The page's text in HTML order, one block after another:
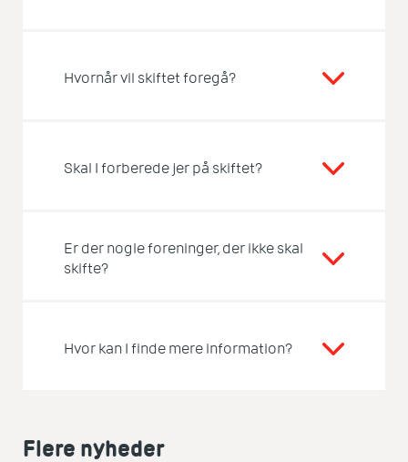
Hvornår vil skiftet foregå?
Skal I forberede jer på skiftet?
Er der nogle foreninger, der ikke skal
skifte?
Hvor kan I finde mere information?
Flere nyheder